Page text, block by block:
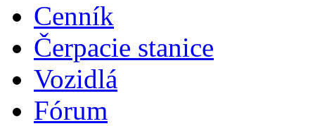
Cenník
Čerpacie stanice
Vozidlá
Fórum